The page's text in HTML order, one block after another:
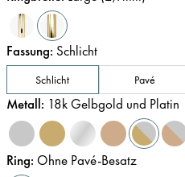
Fassung: Schlicht
Schlicht Pavé
Metall: 18k Gelbgold und Platin
Ring: Ohne Pavé-Besatz